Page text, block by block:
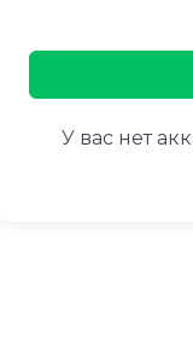
У вас нет